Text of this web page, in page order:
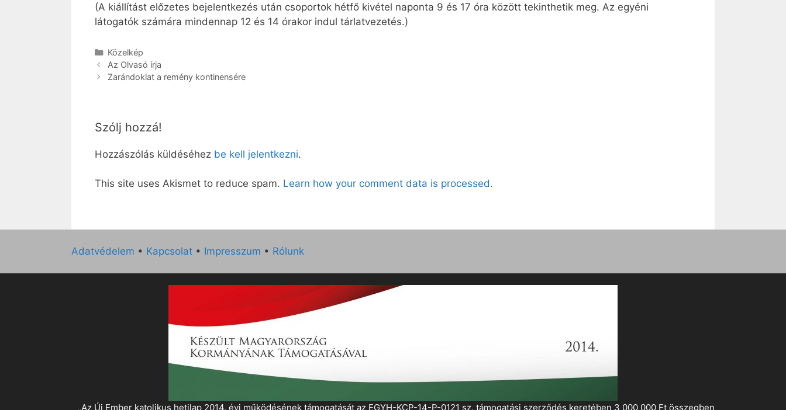
(A kiállítást előzetes bejelentkezés után csoportok hétfő kivétel naponta 9 és 17 óra között tekinthetik meg. Az egyéni
látogatók számára mindennap 12 és 14 órakor indul tárlatvezetés.)
Kategória
Közelkép
Az Olvasó írja
Zarándoklat a remény kontinensére
Szólj hozzá!
Hozzászólás küldéséhez be kell jelentkezni.
This site uses Akismet to reduce spam. Learn how your comment data is processed.
Adatvédelem • Kapcsolat • Impresszum • Rólunk
„Az Új Ember katolikus hetilap 2014. évi működésének támogatását az EGYH-KCP-14-P-0121 sz. támogatási szerződés keretében 3 000 000 Ft összegben